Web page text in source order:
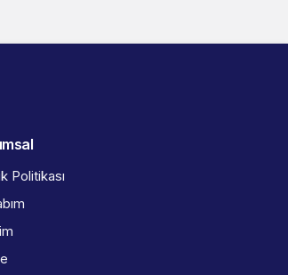
Politikası